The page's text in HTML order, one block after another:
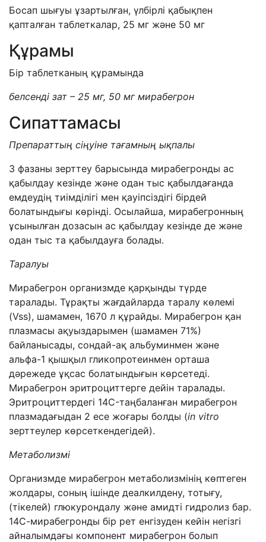
Босап шығуы ұзартылған, үлбірлі қабықпен
қапталған таблеткалар, 25 мг және 50 мг
Құрамы
Бір таблетканың құрамында
белсенді зат – 25 мг, 50 мг мирабегрон
Сипаттамасы
Препараттың сіңуіне тағамның ықпалы
3 фазаны зерттеу барысында мирабегронды ас
қабылдау кезінде және одан тыс қабылдағанда
емдеудің тиімділігі мен қауіпсіздігі бірдей
болатындығы көрінді. Осылайша, мирабегронның
ұсынылған дозасын ас қабылдау кезінде де және
одан тыс та қабылдауға болады.
Таралуы
Мирабегрон организмде қарқынды түрде
таралады. Тұрақты жағдайларда таралу көлемі
(Vss), шамамен, 1670 л құрайды. Мирабегрон қан
плазмасы ақуыздарымен (шамамен 71%)
байланысады, сондай-ақ альбуминмен және
альфа-1 қышқыл гликопротеинмен орташа
дәрежеде ұқсас болатындығын көрсетеді.
Мирабегрон эритроциттерге дейін таралады.
Эритроциттердегі 14C-таңбаланған мирабегрон
плазмадағыдан 2 есе жоғары болды (in vitro
зерттеулер көрсеткендегідей).
Метаболизмі
Организмде мирабегрон метаболизмінің көптеген
жолдары, соның ішінде деалкилдену, тотығу,
(тікелей) глюкурондалу және амидті гидролиз бар.
14С-мирабегронды бір рет енгізуден кейін негізгі
айналымдағы компонент мирабегрон болып